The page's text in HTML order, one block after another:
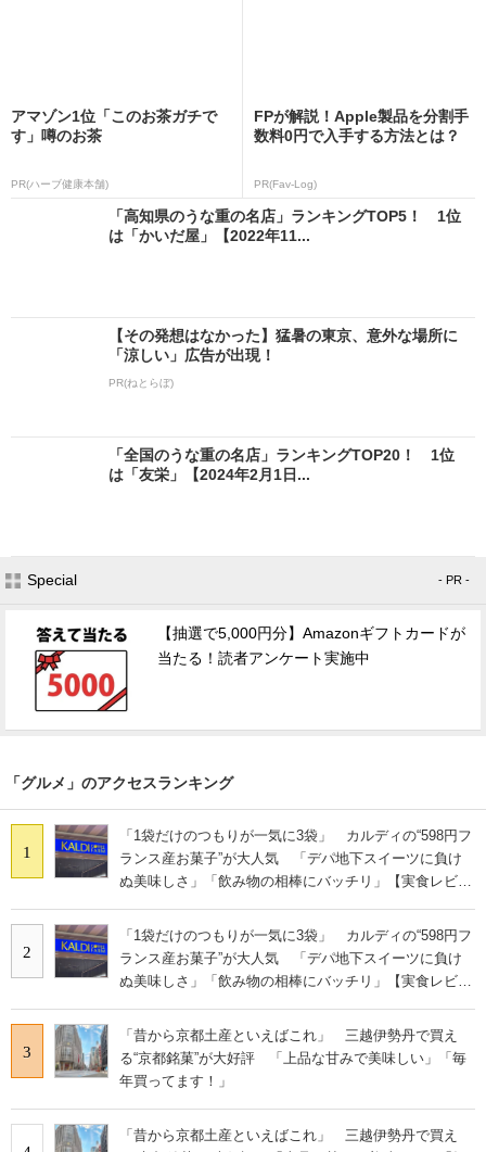
アマゾン1位「このお茶ガチで
す」噂のお茶
PR(ハーブ健康本舗)
FPが解説！Apple製品を分割手
数料0円で入手する方法とは？
PR(Fav-Log)
「高知県のうな重の名店」ランキングTOP5！ 1位
は「かいだ屋」【2022年11...
【その発想はなかった】猛暑の東京、意外な場所に
「涼しい」広告が出現！
PR(ねとらぼ)
「全国のうな重の名店」ランキングTOP20！ 1位
は「友栄」【2024年2月1日...
Special - PR -
【抽選で5,000円分】Amazonギフトカードが
当たる！読者アンケート実施中
「グルメ」のアクセスランキング
1
「1袋だけのつもりが一気に3袋」 カルディの“598円フ
ランス産お菓子”が大人気 「デパ地下スイーツに負け
ぬ美味しさ」「飲み物の相棒にバッチリ」【実食レビュ
2
「1袋だけのつもりが一気に3袋」 カルディの“598円フ
ランス産お菓子”が大人気 「デパ地下スイーツに負け
ぬ美味しさ」「飲み物の相棒にバッチリ」【実食レビュ
3
「昔から京都土産といえばこれ」 三越伊勢丹で買え
る“京都銘菓”が大好評 「上品な甘みで美味しい」「毎
年買ってます！」
「昔から京都土産といえばこれ」 三越伊勢丹で買え